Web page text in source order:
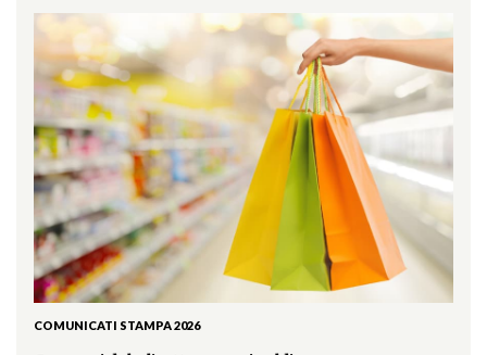
COMUNICATI STAMPA 2026